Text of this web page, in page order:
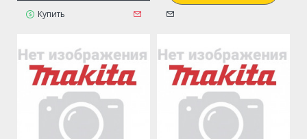
Купить